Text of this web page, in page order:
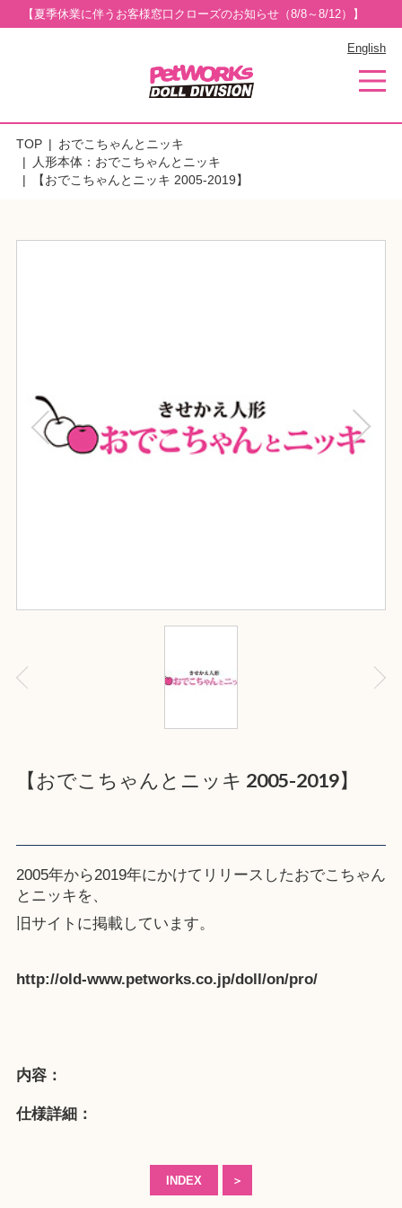
【夏季休業に伴うお客様窓口クローズのお知らせ（8/8～8/12）】
English
TOP
おでこちゃんとニッキ
人形本体：おでこちゃんとニッキ
【おでこちゃんとニッキ 2005-2019】
【おでこちゃんとニッキ 2005-2019】
2005年から2019年にかけてリリースしたおでこちゃん
とニッキを、
旧サイト に掲載しています。
http://old-www.petworks.co.jp/doll/on/pro/
内容：
仕様詳細：
INDEX ＞